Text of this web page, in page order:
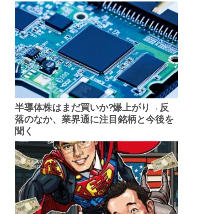
半導体株はまだ買いか?爆上がり→反
落のなか、業界通に注目銘柄と今後を
聞く